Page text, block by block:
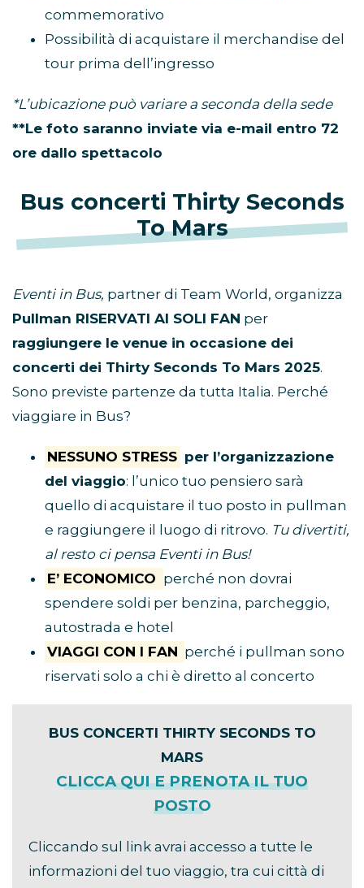
commemorativo
Possibilità di acquistare il merchandise del
tour prima dell’ingresso
*L’ubicazione può variare a seconda della sede
**Le foto saranno inviate via e-mail entro 72
ore dallo spettacolo
Bus concerti Thirty Seconds
To Mars
Eventi in Bus, partner di Team World, organizza
Pullman RISERVATI AI SOLI FAN per
raggiungere le venue in occasione dei
concerti dei Thirty Seconds To Mars 2025.
Sono previste partenze da tutta Italia. Perché
viaggiare in Bus?
NESSUNO STRESS per l’organizzazione
del viaggio: l’unico tuo pensiero sarà
quello di acquistare il tuo posto in pullman
e raggiungere il luogo di ritrovo. Tu divertiti,
al resto ci pensa Eventi in Bus!
E’ ECONOMICO perché non dovrai
spendere soldi per benzina, parcheggio,
autostrada e hotel
VIAGGI CON I FAN perché i pullman sono
riservati solo a chi è diretto al concerto
BUS CONCERTI THIRTY SECONDS TO
MARS
CLICCA QUI E PRENOTA IL TUO
POSTO
Cliccando sul link avrai accesso a tutte le
informazioni del tuo viaggio, tra cui città di